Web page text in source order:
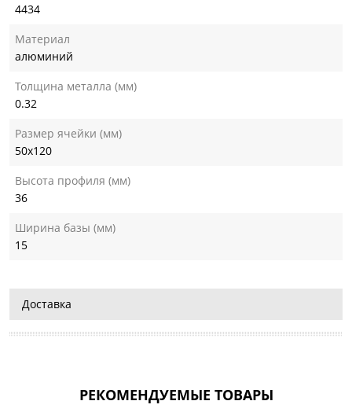
4434
Материал
алюминий
Толщина металла (мм)
0.32
Размер ячейки (мм)
50х120
Высота профиля (мм)
36
Ширина базы (мм)
15
Доставка
РЕКОМЕНДУЕМЫЕ ТОВАРЫ